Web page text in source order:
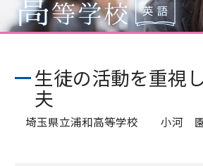
生徒の活動を重視
夫
埼玉県立浦和高等学校 小河